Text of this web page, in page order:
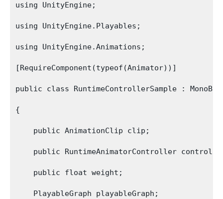
using UnityEngine;
using UnityEngine.Playables;
using UnityEngine.Animations;
[RequireComponent(typeof(Animator))]
public class RuntimeControllerSample :
{
    public AnimationClip clip;
public RuntimeAnimatorController
    public float weight;
    PlayableGraph playableGraph;